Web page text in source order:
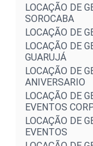
LOCAÇÃO DE
SOROCABA
LOCAÇÃO DE
LOCAÇÃO DE
GUARUJÁ
LOCAÇÃO DE
ANIVERSARIO
LOCAÇÃO DE
EVENTOS
LOCAÇÃO DE
EVENTOS